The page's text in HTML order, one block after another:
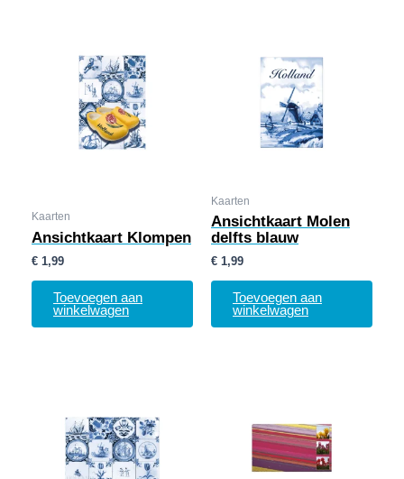
Kaarten
Ansichtkaart Klompen
€ 1,99
Toevoegen aan
winkelwagen
Kaarten
Ansichtkaart Molen
delfts blauw
€ 1,99
Toevoegen aan
winkelwagen